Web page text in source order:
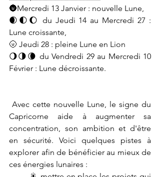
🌚Mercredi 13 Janvier : nouvelle Lune,
🌒🌓🌔 du Jeudi 14 au Mercredi 27 :
Lune croissante,
🌝 Jeudi 28 : pleine Lune en Lion
🌖🌗🌘 du Vendredi 29 au Mercredi 10
Février : Lune décroissante.
Capricorne aide à augmenter sa
concentration, son ambition et d'être
en sécurité. Voici quelques pistes à
explorer afin de bénéficier au mieux de
ces énergies lunaires :